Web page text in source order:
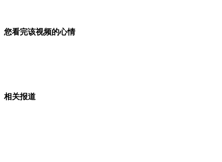
妈妈为女儿拍名人写真 仿5女性好评如潮
您看完该视频的心情
相关报道